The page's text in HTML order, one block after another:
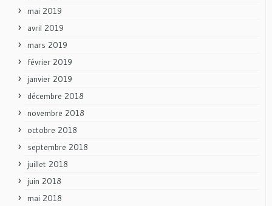
mai 2019
avril 2019
mars 2019
février 2019
janvier 2019
décembre 2018
novembre 2018
octobre 2018
septembre 2018
juillet 2018
juin 2018
mai 2018